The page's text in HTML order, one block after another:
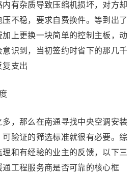
有杂质导致压缩机损坏，对方却
不稳，要求自费换件。等到出了
上更换一块简单的控制主板，动
识到，当初签约时省下的那几千
复支出
，那么在南通寻找中央空调安装
验证的筛选标准就很有必要。综
和有经验的业主的反馈，以下三
工程服务商是否可靠的核心框